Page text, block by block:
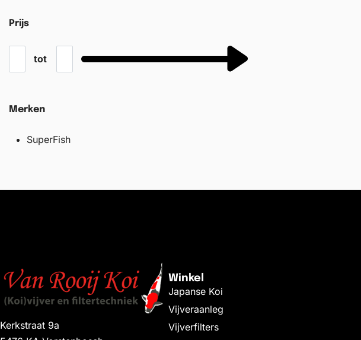
Prijs
tot
Merken
SuperFish
Kerkstraat 9a
Winkel
Japanse Koi
Vijveraanleg
Vijverfilters